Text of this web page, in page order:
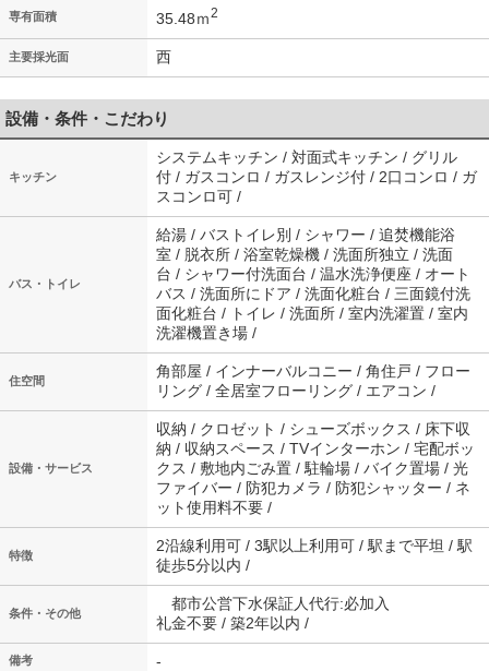
専有面積 35.48ｍ2
主要採光面 西
設備・条件・こだわり
キッチン
システムキッチン / 対面式キッチン / グリル
付 / ガスコンロ / ガスレンジ付 / 2口コンロ / ガ
スコンロ可 /
バス・トイレ
給湯 / バストイレ別 / シャワー / 追焚機能浴
室 / 脱衣所 / 浴室乾燥機 / 洗面所独立 / 洗面
台 / シャワー付洗面台 / 温水洗浄便座 / オート
バス / 洗面所にドア / 洗面化粧台 / 三面鏡付洗
面化粧台 / トイレ / 洗面所 / 室内洗濯置 / 室内
洗濯機置き場 /
住空間
角部屋 / インナーバルコニー / 角住戸 / フロー
リング / 全居室フローリング / エアコン /
設備・サービス
収納 / クロゼット / シューズボックス / 床下収
納 / 収納スペース / TVインターホン / 宅配ボッ
クス / 敷地内ごみ置 / 駐輪場 / バイク置場 / 光
ファイバー / 防犯カメラ / 防犯シャッター / ネ
ット使用料不要 /
特徴
2沿線利用可 / 3駅以上利用可 / 駅まで平坦 / 駅
徒歩5分以内 /
条件・その他
都市公営下水保証人代行:必加入
礼金不要 / 築2年以内 /
備考 -